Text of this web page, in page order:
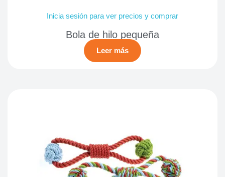
Inicia sesión para ver precios y comprar
Bola de hilo pequeña
Leer más